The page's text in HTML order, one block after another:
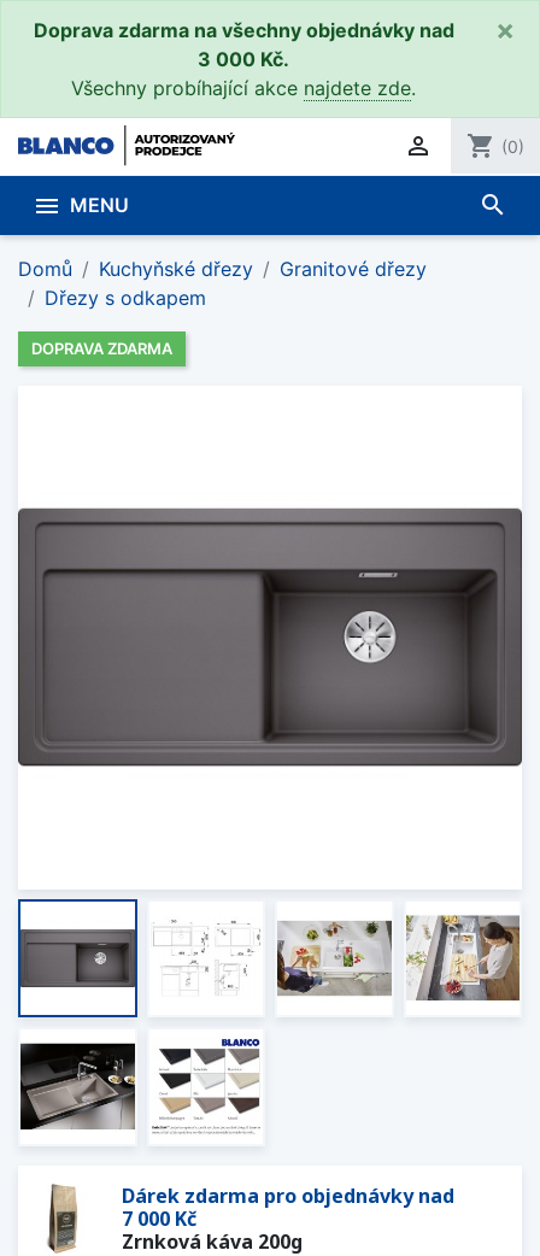
Doprava zdarma na všechny objednávky nad
3 000 Kč.
Všechny probíhající akce najdete zde.
×
 shopping_cart (0)
 MENU search
Domů Kuchyňské dřezy
Granitové dřezy
Dřezy s odkapem
DOPRAVA ZDARMA
Dárek zdarma pro objednávky nad
7 000 Kč
Zrnková káva 200g